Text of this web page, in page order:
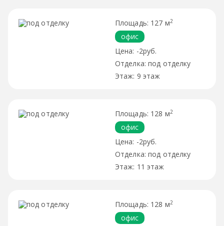
127 м2
офис
-2руб.
под отделку
9 этаж
128 м2
офис
-2руб.
под отделку
11 этаж
128 м2
офис